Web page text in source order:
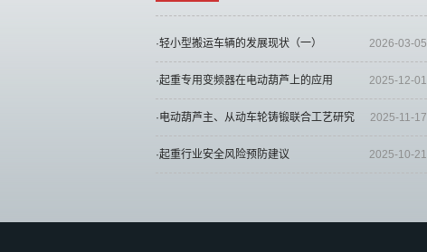
2026-03-05
·轻小型搬运车辆的发展现状（一）
2025-12-01
·起重专用变频器在电动葫芦上的应用
2025-11-17
·电动葫芦主、从动车轮铸锻联合工艺研究
2025-10-21
·起重行业安全风险预防建议